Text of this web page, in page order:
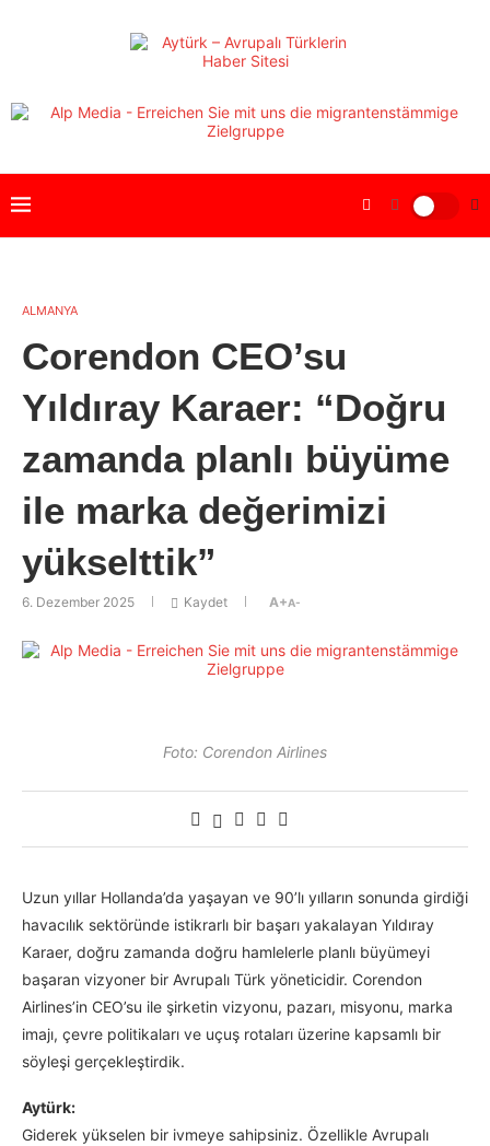
ALMANYA
Corendon CEO’su
Yıldıray Karaer: “Doğru
zamanda planlı büyüme
ile marka değerimizi
yükselttik”
6. Dezember 2025 Kaydet A+A-
Foto: Corendon Airlines
Uzun yıllar Hollanda’da yaşayan ve 90’lı yılların sonunda girdiği
havacılık sektöründe istikrarlı bir başarı yakalayan Yıldıray
Karaer, doğru zamanda doğru hamlelerle planlı büyümeyi
başaran vizyoner bir Avrupalı Türk yöneticidir. Corendon
Airlines’in CEO’su ile şirketin vizyonu, pazarı, misyonu, marka
imajı, çevre politikaları ve uçuş rotaları üzerine kapsamlı bir
söyleşi gerçekleştirdik.
Aytürk:
Giderek yükselen bir ivmeye sahipsiniz. Özellikle Avrupalı